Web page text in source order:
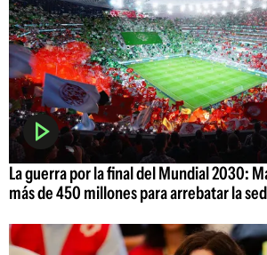
La guerra por la final del Mundial 2030:
más de 450 millones para arrebatar la